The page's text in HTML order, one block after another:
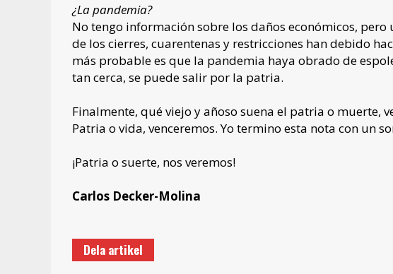
¿La pandemia?
No tengo información sobre los daños económicos,
de los cierres, cuarentenas y restricciones han debido
más probable es que la pandemia haya obrado de
tan cerca, se puede salir por la patria.
Finalmente, qué viejo y añoso suena el patria o muerte,
Patria o vida, venceremos. Yo termino esta nota con un
¡Patria o suerte, nos veremos!
Carlos Decker-Molina
Dela artikel